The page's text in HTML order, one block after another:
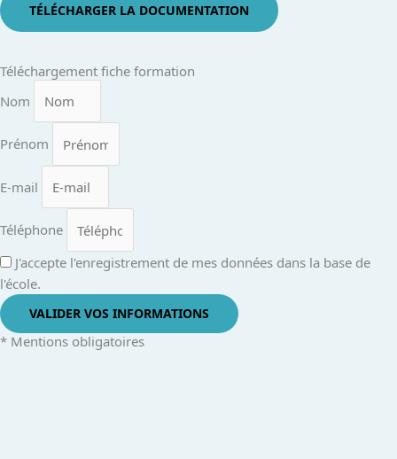
TÉLÉCHARGER LA DOCUMENTATION
Téléchargement fiche formation
Nom
Prénom
E-mail
Téléphone
J'accepte l'enregistrement de mes données dans la base de
l'école.
VALIDER VOS INFORMATIONS
* Mentions obligatoires